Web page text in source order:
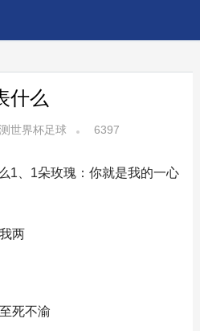
什么
世界杯足球 6397
1、1朵玫瑰：你就是我的一心
两
死不渝